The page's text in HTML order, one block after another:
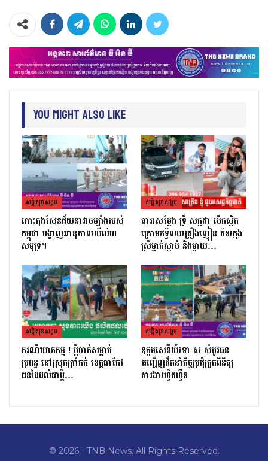
You Might Also Like
សន្តិសុខសង្គម
កោះកុងសែនជ័យនាវាចម្បាំងរបស់
កម្ពុជា បង្ហាញអានុភាពលើលំហ
សមុទ្រ។
សន្តិសុខសង្គម
តារាសម្ដែង ទ្រី សក្កដា បើកស្ថិត
ក្រោមឥទ្ធិពលគ្រឿងញៀន កិនក្មេង
ស្រីម្នាក់ស្លាប់ និងម្ដាយ…
សន្តិសុខសង្គម
ករណីឃាតកម្ម ! ប្ដីចាក់សម្លាប់
ប្រពន្ធ នៅស្រុកត្រាំកក់ ខេត្តតាកែវ
ជនដៃដល់ជាប្ដី…
សន្តិសុខសង្គម
ឧត្តមសេនីយ៍ទោ ស សំបូរធន
អញ្ជើញដឹកនាំកិច្ចប្រជុំត្រួតពិនិត្យ​
ការងារហ្វឹកហ្វឺន
© 2026 - TNB News. All Rights Reserved.